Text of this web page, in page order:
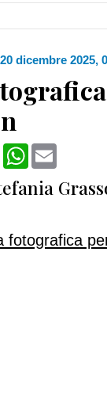
20 dicembre 2025,
Print WhatsApp